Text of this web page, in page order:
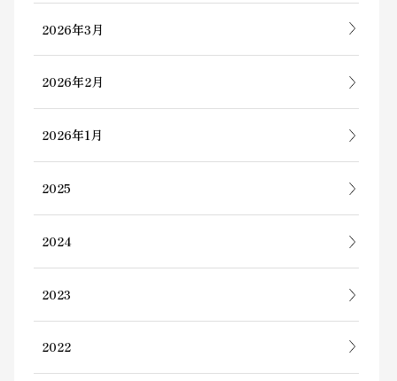
2026年3月
2026年2月
2026年1月
2025
2024
2023
2022